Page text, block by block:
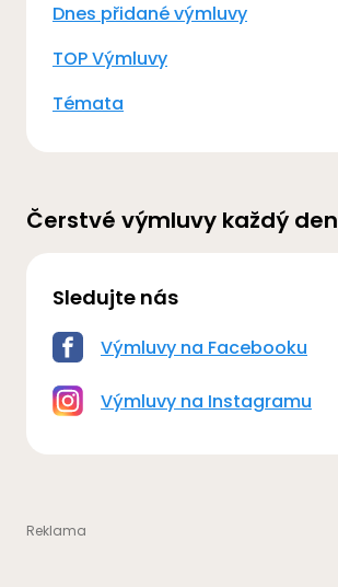
Dnes přidané výmluvy
TOP Výmluvy
Témata
Čerstvé výmluvy každý den
Sledujte nás
Výmluvy na Facebooku
Výmluvy na Instagramu